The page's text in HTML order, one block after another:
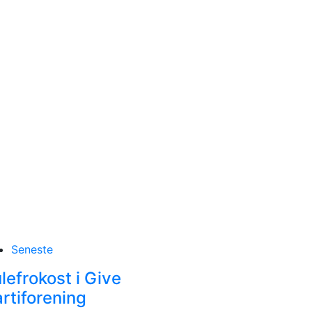
Udvalget for Lokalsamfund og
Seneste
i Give